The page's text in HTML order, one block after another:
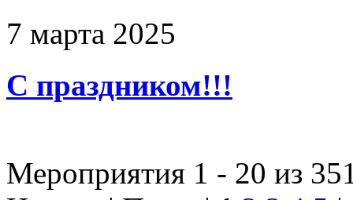
7 марта 2025
С праздником!!!
Мероприятия 1 - 20 из